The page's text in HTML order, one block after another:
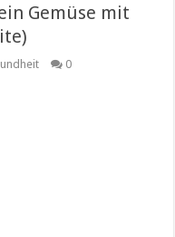
Gemüse mit
0